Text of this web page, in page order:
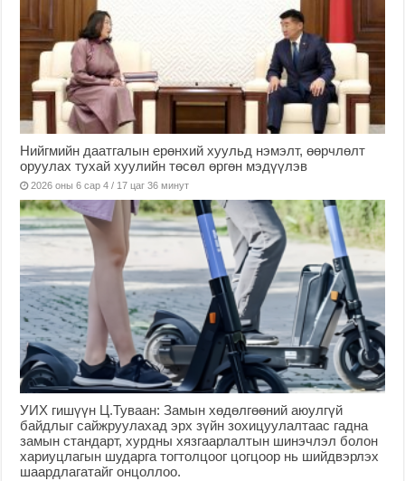
Нийгмийн даатгалын ерөнхий хуульд нэмэлт, өөрчлөлт
оруулах тухай хуулийн төсөл өргөн мэдүүлэв
2026 оны 6 сар 4 / 17 цаг 36 минут
УИХ гишүүн Ц.Туваан: Замын хөдөлгөөний аюулгүй
байдлыг сайжруулахад эрх зүйн зохицуулалтаас гадна
замын стандарт, хурдны хязгаарлалтын шинэчлэл болон
хариуцлагын шударга тогтолцоог цогцоор нь шийдвэрлэх
шаардлагатайг онцоллоо.